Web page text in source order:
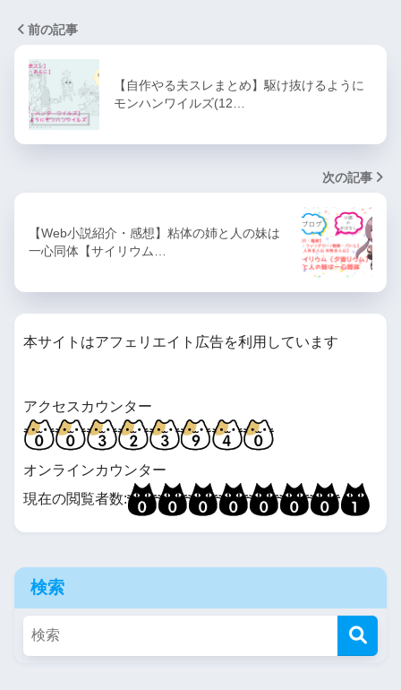
前の記事
【自作やる夫スレまとめ】駆け抜けるように
モンハンワイルズ(12…
次の記事
【Web小説紹介・感想】粘体の姉と人の妹は
一心同体【サイリウム…
本サイトはアフェリエイト広告を利用しています
アクセスカウンター
オンラインカウンター
現在の閲覧者数:
検索